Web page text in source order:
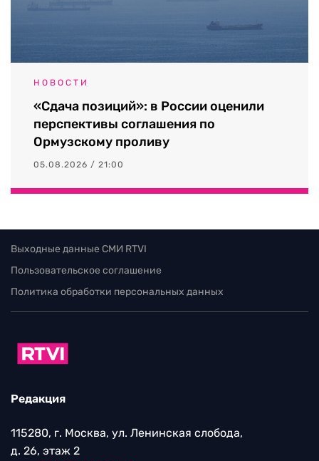
НОВОСТИ
«Сдача позиций»: в России оценили
перспективы соглашения по
Ормузскому проливу
05.08.2026 / 21:00
Выходные данные СМИ RTVI
Пользовательское соглашение
Политика обработки персональных данных
Редакция
115280, г. Москва, ул. Ленинская слобода,
д. 26, этаж 2